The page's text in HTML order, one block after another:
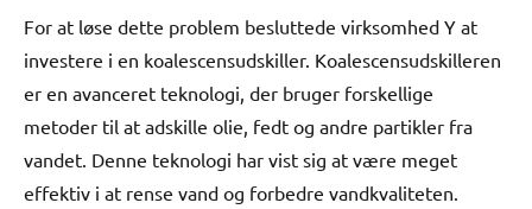
For at løse dette problem besluttede virksomhed Y at
investere i en koalescensudskiller. Koalescensudskilleren
er en avanceret teknologi, der bruger forskellige
metoder til at adskille olie, fedt og andre partikler fra
vandet. Denne teknologi har vist sig at være meget
effektiv i at rense vand og forbedre vandkvaliteten.